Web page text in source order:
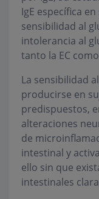
IgE específica
sensibilidad al
intolerancia al
tanto la EC
La sensibilidad
producirse en
predispuestos,
alteraciones
de
intestinal y
ello sin que
intestinales